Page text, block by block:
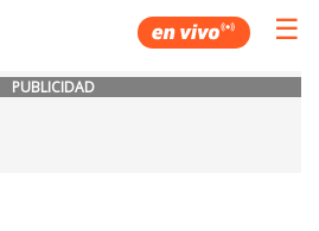
☰
PUBLICIDAD